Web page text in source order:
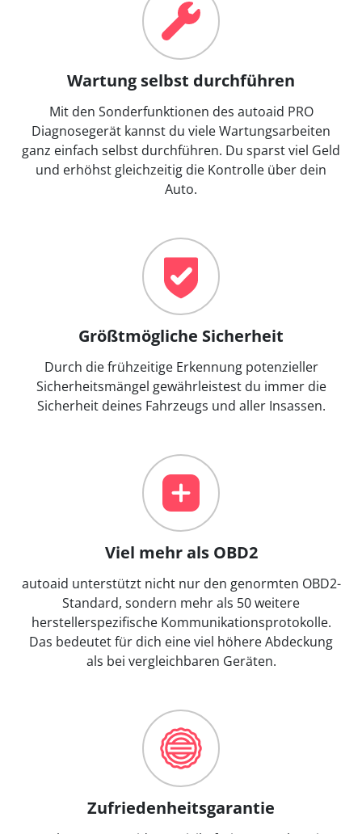
Wartung selbst durchführen
Mit den Sonderfunktionen des autoaid PRO
Diagnosegerät kannst du viele Wartungsarbeiten
ganz einfach selbst durchführen. Du sparst viel Geld
und erhöhst gleichzeitig die Kontrolle über dein
Auto.
Größtmögliche Sicherheit
Durch die frühzeitige Erkennung potenzieller
Sicherheitsmängel gewährleistest du immer die
Sicherheit deines Fahrzeugs und aller Insassen.
Viel mehr als OBD2
autoaid unterstützt nicht nur den genormten OBD2-
Standard, sondern mehr als 50 weitere
herstellerspezifische Kommunikationsprotokolle.
Das bedeutet für dich eine viel höhere Abdeckung
als bei vergleichbaren Geräten.
Zufriedenheitsgarantie